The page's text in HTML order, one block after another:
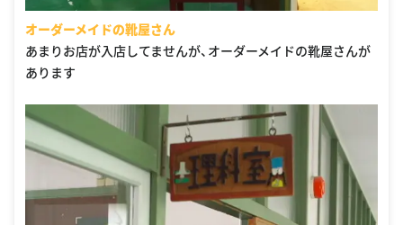
オーダーメイドの靴屋さん
あまりお店が入店してませんが、オーダーメイドの靴屋さんが
あります